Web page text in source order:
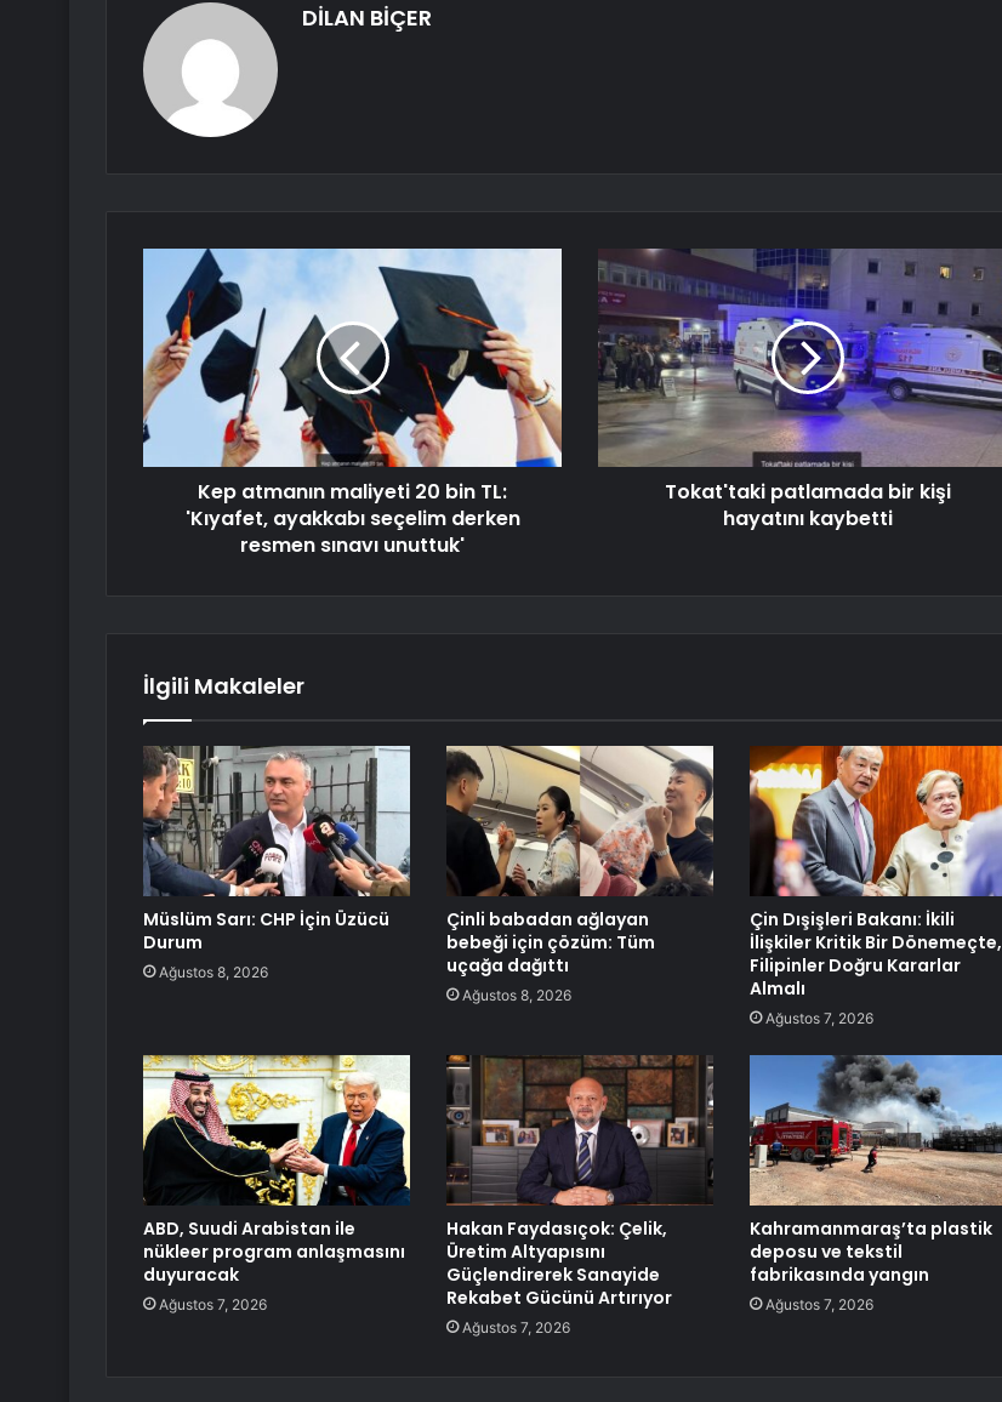
DİLAN BİÇER
Kep atmanın maliyeti 20 bin TL:
'Kıyafet, ayakkabı seçelim derken
resmen sınavı unuttuk'
Tokat'taki patlamada bir kişi
hayatını kaybetti
İlgili Makaleler
Müslüm Sarı: CHP İçin Üzücü
Durum
Ağustos 8, 2026
Çinli babadan ağlayan
bebeği için çözüm: Tüm
uçağa dağıttı
Ağustos 8, 2026
Çin Dışişleri Bakanı: İkili
İlişkiler Kritik Bir Dönemeçte,
Filipinler Doğru Kararlar
Almalı
Ağustos 7, 2026
ABD, Suudi Arabistan ile
nükleer program anlaşmasını
duyuracak
Ağustos 7, 2026
Hakan Faydasıçok: Çelik,
Üretim Altyapısını
Güçlendirerek Sanayide
Rekabet Gücünü Artırıyor
Ağustos 7, 2026
Kahramanmaraş’ta plastik
deposu ve tekstil
fabrikasında yangın
Ağustos 7, 2026